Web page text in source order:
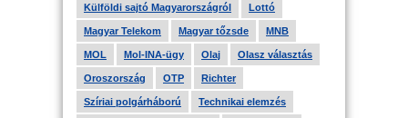
Külföldi sajtó Magyarországról Lottó
Magyar Telekom Magyar tőzsde MNB
MOL Mol-INA-ügy Olaj Olasz választás
Oroszország OTP Richter
Szíriai polgárháború Technikai elemzés